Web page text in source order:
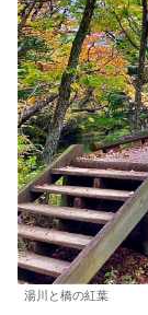
湯川と橋の紅葉